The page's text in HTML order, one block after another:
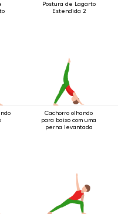
Postura de Lagarto
Estendida 2
Cachorro olhando
para baixo com uma
perna levantada